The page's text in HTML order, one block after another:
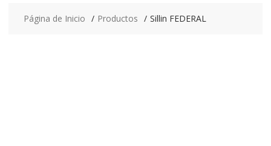
Página de Inicio Productos Sillin FEDERAL